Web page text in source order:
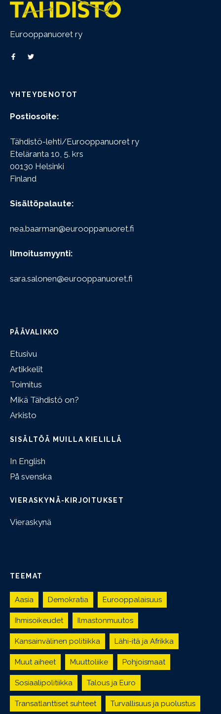
Eurooppanuoret ry
YHTEYDENOTOT
Postiosoite:
Tähdistö-lehti/Eurooppanuoret ry
Eteläranta 10, 5. krs
00130 Helsinki
Finland
Sisältöpalaute:
nea.baarman@eurooppanuoret.fi
Ilmoitusmyynti:
sara.salonen@eurooppanuoret.fi
PÄÄVALIKKO
Etusivu
Artikkelit
Toimitus
Mikä Tähdistö on?
Arkisto
SISÄLTÖÄ MUILLA KIELILLÄ
In English
På svenska
VIERASKYNÄ-KIRJOITUKSET
Vieraskynä
TEEMAT
Aasia Demokratia Eurooppalaisuus
Ihmisoikeudet Ilmastonmuutos
Kansainvälinen politiikka Lähi-itä ja Afrikka
Muut aiheet Muuttoliike Pohjoismaat
Sosiaalipolitiikka Talous ja Euro
Transatlanttiset suhteet Turvallisuus ja puolustus